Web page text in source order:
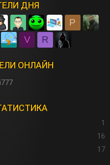
ДНЯ
P
V R
ОНЛАЙН
1
16
17